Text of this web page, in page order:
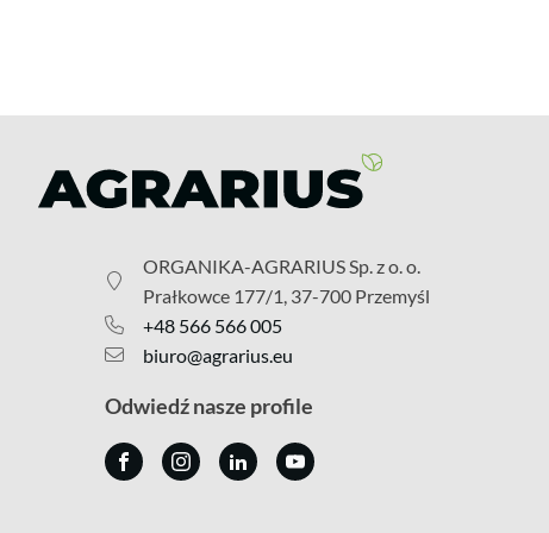
ORGANIKA-AGRARIUS Sp. z o. o.
Prałkowce 177/1, 37-700 Przemyśl
+48 566 566 005
biuro@agrarius.eu
Odwiedź nasze profile